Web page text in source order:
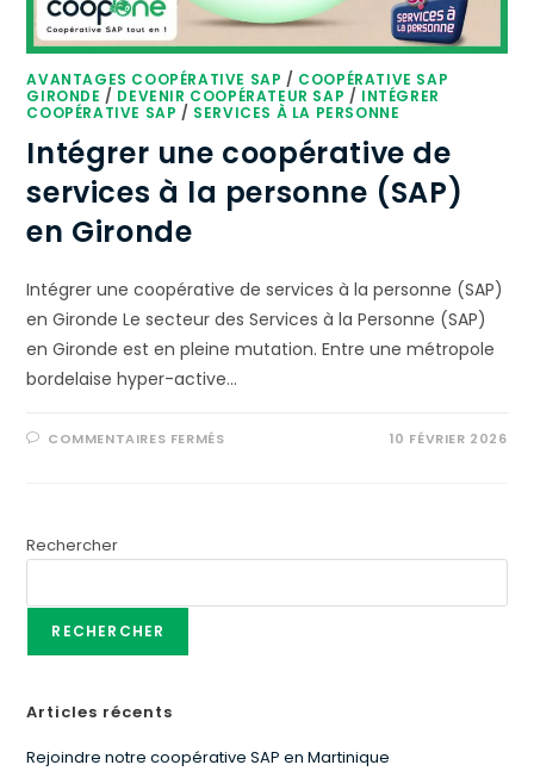
AVANTAGES COOPÉRATIVE SAP / COOPÉRATIVE SAP
GIRONDE / DEVENIR COOPÉRATEUR SAP / INTÉGRER
COOPÉRATIVE SAP / SERVICES À LA PERSONNE
Intégrer une coopérative de
services à la personne (SAP)
en Gironde
Intégrer une coopérative de services à la personne (SAP)
en Gironde Le secteur des Services à la Personne (SAP)
en Gironde est en pleine mutation. Entre une métropole
bordelaise hyper-active…
COMMENTAIRES FERMÉS 10 FÉVRIER 2026
Rechercher
RECHERCHER
Articles récents
Rejoindre notre coopérative SAP en Martinique